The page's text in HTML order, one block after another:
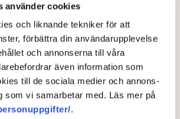
använder cookies
och liknande tekniker för att
förbättra din användarupplevelse
och annonserna till våra
även information som
till de sociala medier och annons-
som vi samarbetar med. Läs mer på
.
viker 2 500
till ukrainska barn